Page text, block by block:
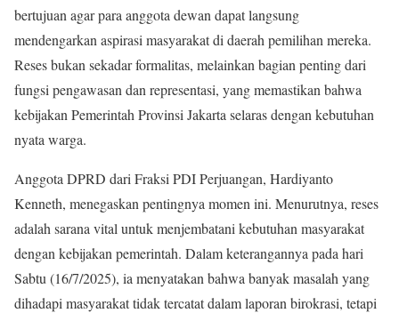
bertujuan agar para anggota dewan dapat langsung
mendengarkan aspirasi masyarakat di daerah pemilihan mereka.
Reses bukan sekadar formalitas, melainkan bagian penting dari
fungsi pengawasan dan representasi, yang memastikan bahwa
kebijakan Pemerintah Provinsi Jakarta selaras dengan kebutuhan
nyata warga.
Anggota DPRD dari Fraksi PDI Perjuangan, Hardiyanto
Kenneth, menegaskan pentingnya momen ini. Menurutnya, reses
adalah sarana vital untuk menjembatani kebutuhan masyarakat
dengan kebijakan pemerintah. Dalam keterangannya pada hari
Sabtu (16/7/2025), ia menyatakan bahwa banyak masalah yang
dihadapi masyarakat tidak tercatat dalam laporan birokrasi, tetapi